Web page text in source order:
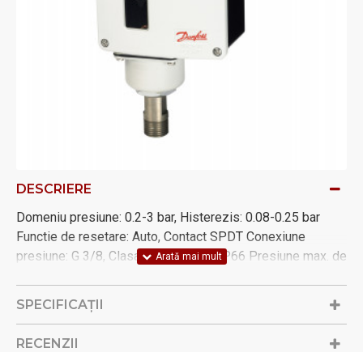
DESCRIERE
Domeniu presiune: 0.2-3 bar, Histerezis: 0.08-0.25 bar
Functie de resetare: Auto, Contact SPDT Conexiune
presiune: G 3/8, Clasa de protectie: IP66 Presiune max. de
SPECIFICAŢII
RECENZII